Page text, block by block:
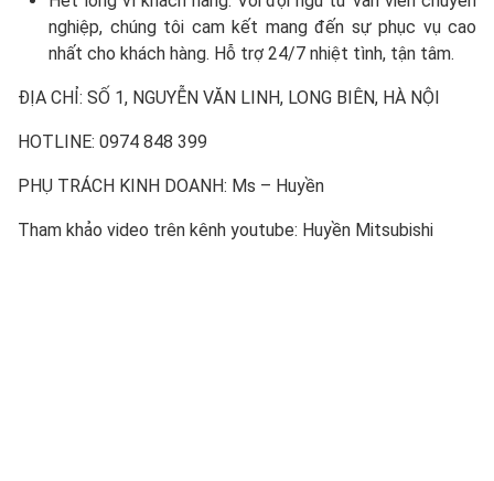
nghiệp, chúng tôi cam kết mang đến sự phục vụ cao
nhất cho khách hàng. Hỗ trợ 24/7 nhiệt tình, tận tâm.
ĐỊA CHỈ: SỐ 1, NGUYỄN VĂN LINH, LONG BIÊN, HÀ NỘI
HOTLINE: 0974 848 399
PHỤ TRÁCH KINH DOANH: Ms – Huyền
Tham khảo video trên kênh youtube: Huyền Mitsubishi